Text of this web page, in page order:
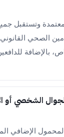
معتمدة وتستقبل
بالإضافة
الشخصي أو
الإضافي